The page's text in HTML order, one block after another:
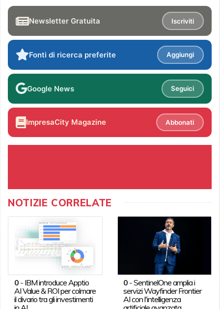
Newsletter Gratuita Iscriviti
Fonti di ricerca preferite Aggiungi
Google News Seguici
ImpresaCity Magazine Abbonati
NOTIZIE CORRELATE
0- IBM introduce Apptio
AI Value & ROI per colmare
il divario tra gli investimenti
0 -SentinelOne amplia i
servizi Wayfinder Frontier
AI con l'intelligenza